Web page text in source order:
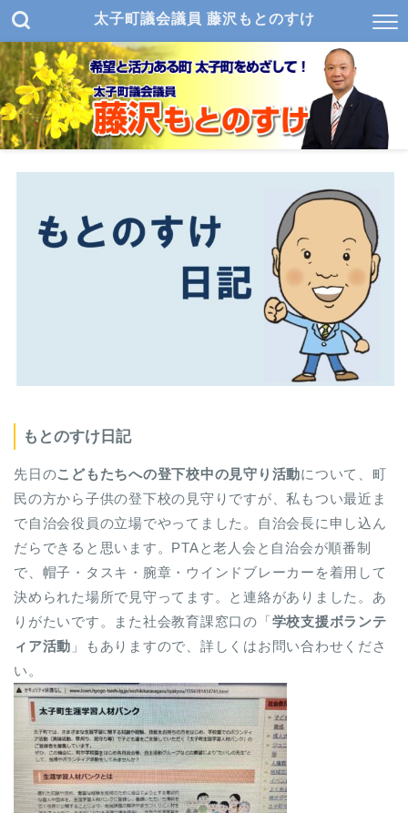
太子町議会議員 藤沢もとのすけ
もとのすけ日記
先日のこどもたちへの登下校中の見守り活動について、町
民の方から子供の登下校の見守りですが、私もつい最近ま
で自治会役員の立場でやってました。自治会長に申し込ん
だらできると思います。PTAと老人会と自治会が順番制
で、帽子・タスキ・腕章・ウインドブレーカーを着用して
決められた場所で見守ってます。と連絡がありました。あ
りがたいです。また社会教育課窓口の「学校支援ボランテ
ィア活動 」もありますので、詳しくはお問い合わせくださ
い。